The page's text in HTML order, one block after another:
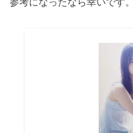
参考になったなら幸いです。